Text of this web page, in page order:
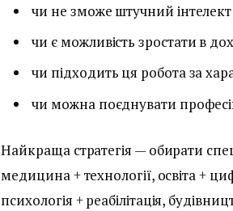
чи не зможе штучний інтелект
чи є можливість зростати в
чи підходить ця робота за
чи можна поєднувати
Найкраща стратегія — обирати
медицина + технології, освіта +
психологія + реабілітація,